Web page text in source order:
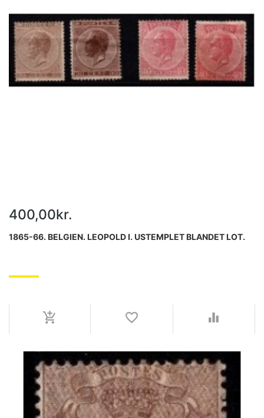
400,00kr.
1865-66. BELGIEN. LEOPOLD I. USTEMPLET BLANDET LOT.